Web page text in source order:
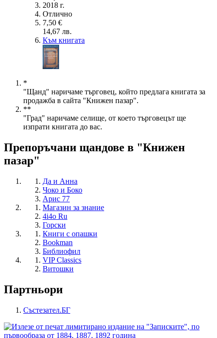
2018 г.
Отлично
7,50 €
14,67 лв.
Към книгата
*
"Щанд" наричаме търговец, който предлага книгата за
продажба в сайта "Книжен пазар".
**
"Град" наричаме селище, от което търговецът ще
изпрати книгата до вас.
Препоръчани щандове в "Книжен
пазар"
Да и Анна
Чоко и Боко
Арис 77
Магазин за знание
4i4o Ru
Горски
Книги с опашки
Bookman
Библиофил
VIP Classics
Витошки
Партньори
Състезател.БГ